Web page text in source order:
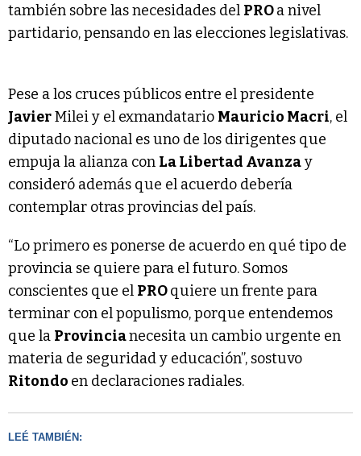
también sobre las necesidades del PROa nivel
partidario, pensando en las elecciones legislativas.
Pese a los cruces públicos entre el presidente
JavierMilei y el exmandatario Mauricio Macri, el
diputado nacional es uno de los dirigentes que
empuja la alianza con La Libertad Avanzay
consideró además que el acuerdo debería
contemplar otras provincias del país.
“Lo primero es ponerse de acuerdo en qué tipo de
provincia se quiere para el futuro. Somos
conscientes que el PROquiere un frente para
terminar con el populismo, porque entendemos
que la Provincianecesita un cambio urgente en
materia de seguridad y educación”, sostuvo
Ritondo en declaraciones radiales.
LEÉ TAMBIÉN: